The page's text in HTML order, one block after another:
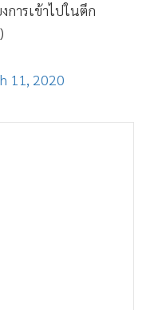
ารเข้าไปในตึก
11, 2020